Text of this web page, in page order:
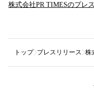
株式会社PR TIMESのプレ
トップ プレスリリース 株